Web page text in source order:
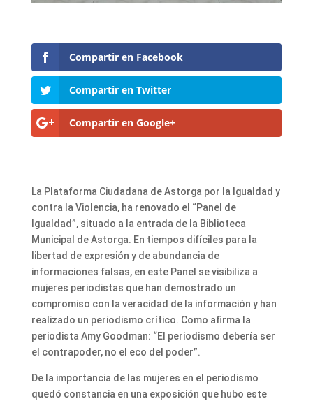
Compartir en Facebook
Compartir en Twitter
Compartir en Google+
La Plataforma Ciudadana de Astorga por la Igualdad y
contra la Violencia, ha renovado el “Panel de
Igualdad”, situado a la entrada de la Biblioteca
Municipal de Astorga. En tiempos difíciles para la
libertad de expresión y de abundancia de
informaciones falsas, en este Panel se visibiliza a
mujeres periodistas que han demostrado un
compromiso con la veracidad de la información y han
realizado un periodismo crítico. Como afirma la
periodista Amy Goodman: “El periodismo debería ser
el contrapoder, no el eco del poder”.
De la importancia de las mujeres en el periodismo
quedó constancia en una exposición que hubo este